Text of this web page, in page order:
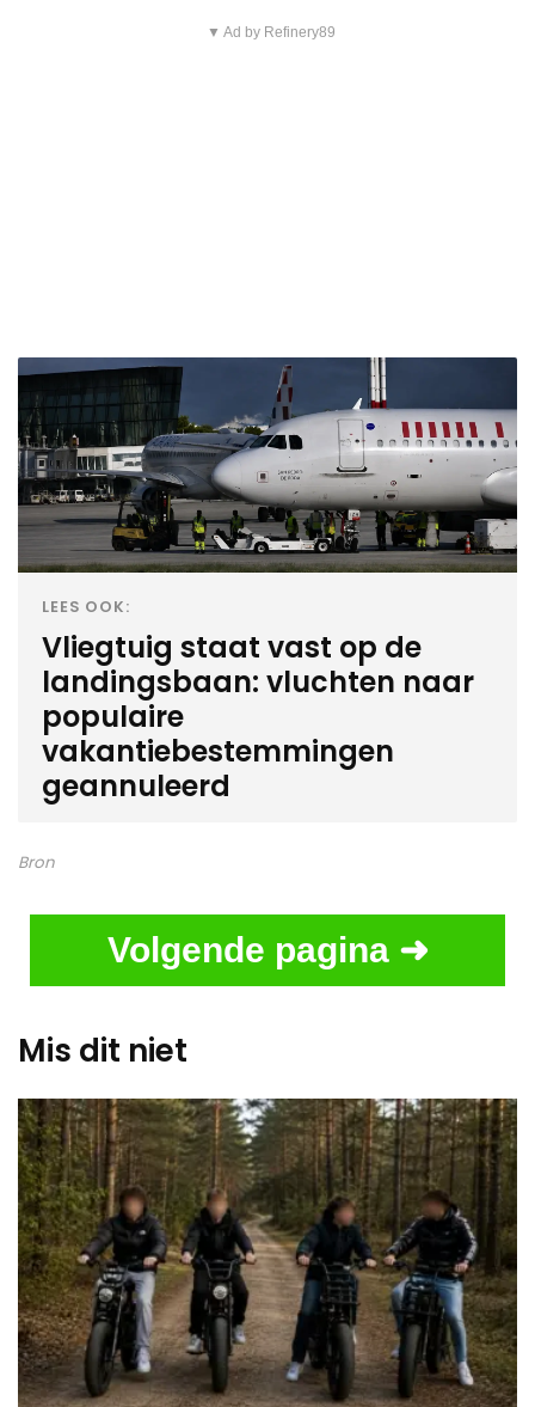
▼ Ad by Refinery89
LEES OOK:
Vliegtuig staat vast op de
landingsbaan: vluchten naar
populaire
vakantiebestemmingen
geannuleerd
Bron
Volgende pagina ➜
Mis dit niet